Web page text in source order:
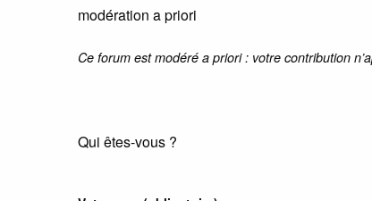
modération a priori
Ce forum est modéré a priori : votre contribution
Qui êtes-vous ?